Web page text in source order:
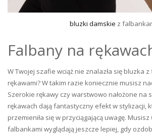
bluzki damskie z
Falbany na
W Twojej szafie wciąż nie znalazła się bluzka
rękawami? W takim razie koniecznie musisz
Szerokie rękawy czy warstwowo nałożone na
rękawach dają fantastyczny efekt w stylizacji,
przemieniła się w przyciągającą uwagę.
falbankami wyglądają jeszcze lepiej, gdy